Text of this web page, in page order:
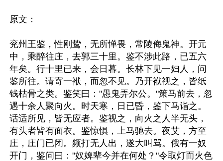
原文：
兖州王鉴，性刚鸷，无所惮畏，常陵侮鬼神。开元
中，乘醉往庄，去郭三十里。鉴不涉此路，已五六
年矣。行十里已来，会日暮。长林下见一妇人，问
鉴所往。请寄一袱，而忽不见。乃开袱视之，皆纸
钱枯骨之类。鉴笑曰："愚鬼弄尔公。"策马前去，忽
遇十余人聚向火。时天寒，日已昏，鉴下马诣之。
话适所见，皆无应者。鉴视之，向火之人半无头，
有头者皆有面衣。鉴惊惧，上马驰去。夜艾，方至
庄，庄门已闭。频打无人出，遂大叫骂。俄有一奴
开门，鉴问曰："奴婢辈今并在何处？"令取灯而火色